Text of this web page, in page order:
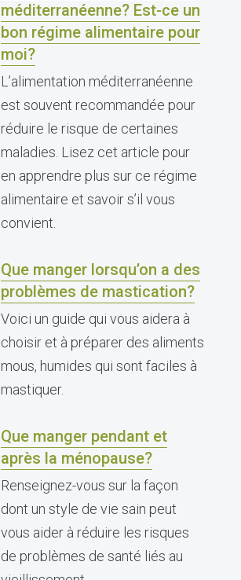
méditerranéenne? Est-ce un
bon régime alimentaire pour
moi?
L’alimentation méditerranéenne
est souvent recommandée pour
réduire le risque de certaines
maladies. Lisez cet article pour
en apprendre plus sur ce régime
alimentaire et savoir s’il vous
convient.
Que manger lorsqu’on a des
problèmes de mastication?
Voici un guide qui vous aidera à
choisir et à préparer des aliments
mous, humides qui sont faciles à
mastiquer.
Que manger pendant et
après la ménopause?
Renseignez-vous sur la façon
dont un style de vie sain peut
vous aider à réduire les risques
de problèmes de santé liés au